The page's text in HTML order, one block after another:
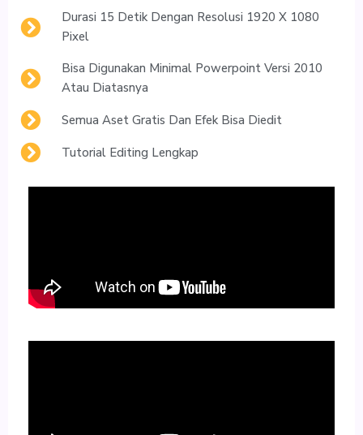
Durasi 15 Detik Dengan Resolusi 1920 X 1080
Pixel
Bisa Digunakan Minimal Powerpoint Versi 2010
Atau Diatasnya
Semua Aset Gratis Dan Efek Bisa Diedit
Tutorial Editing Lengkap